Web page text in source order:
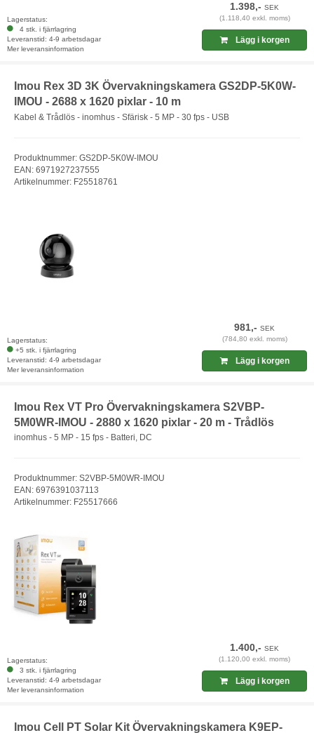
Lagerstatus:
4 stk. i fjärrlagring
Leveranstid: 4-9 arbetsdagar
Mer leveransinformation
1.398,-SEK
(1.118,40 exkl. moms)
Lägg i korgen
Imou Rex 3D 3K Övervakningskamera GS2DP-5K0W-
IMOU - 2688 x 1620 pixlar - 10 m
Kabel & Trådlös - inomhus - Sfärisk - 5 MP - 30 fps - USB
Produktnummer: GS2DP-5K0W-IMOU
EAN: 6971927237555
Artikelnummer: F25518761
Lagerstatus:
+5 stk. i fjärrlagring
Leveranstid: 4-9 arbetsdagar
Mer leveransinformation
981,-SEK
(784,80 exkl. moms)
Lägg i korgen
Imou Rex VT Pro Övervakningskamera S2VBP-
5M0WR-IMOU - 2880 x 1620 pixlar - 20 m - Trådlös
inomhus - 5 MP - 15 fps - Batteri, DC
Produktnummer: S2VBP-5M0WR-IMOU
EAN: 6976391037113
Artikelnummer: F25517666
Lagerstatus:
3 stk. i fjärrlagring
Leveranstid: 4-9 arbetsdagar
Mer leveransinformation
1.400,-SEK
(1.120,00 exkl. moms)
Lägg i korgen
Imou Cell PT Solar Kit Övervakningskamera K9EP-